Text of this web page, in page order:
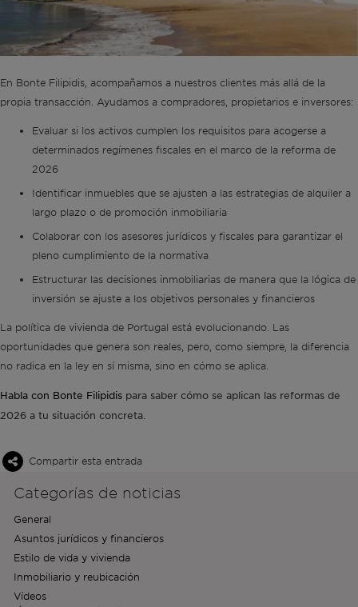
En Bonte Filipidis, acompañamos a nuestros clientes más allá de la
propia transacción. Ayudamos a compradores, propietarios e inversores:
Evaluar si los activos cumplen los requisitos para acogerse a
determinados regímenes fiscales en el marco de la reforma de
2026
Identificar inmuebles que se ajusten a las estrategias de alquiler a
largo plazo o de promoción inmobiliaria
Colaborar con los asesores jurídicos y fiscales para garantizar el
pleno cumplimiento de la normativa
Estructurar las decisiones inmobiliarias de manera que la lógica de
inversión se ajuste a los objetivos personales y financieros
La política de vivienda de Portugal está evolucionando. Las
oportunidades que genera son reales, pero, como siempre, la diferencia
no radica en la ley en sí misma, sino en cómo se aplica.
Habla con Bonte Filipidis para saber cómo se aplican las reformas de
2026 a tu situación concreta.
Compartir esta entrada
Categorías de noticias
General
Asuntos jurídicos y financieros
Estilo de vida y vivienda
Inmobiliario y reubicación
Vídeos